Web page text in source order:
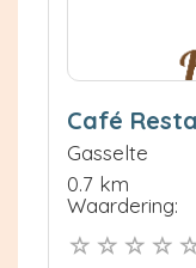
Café
Gasselte
0.7 km
Waardering: